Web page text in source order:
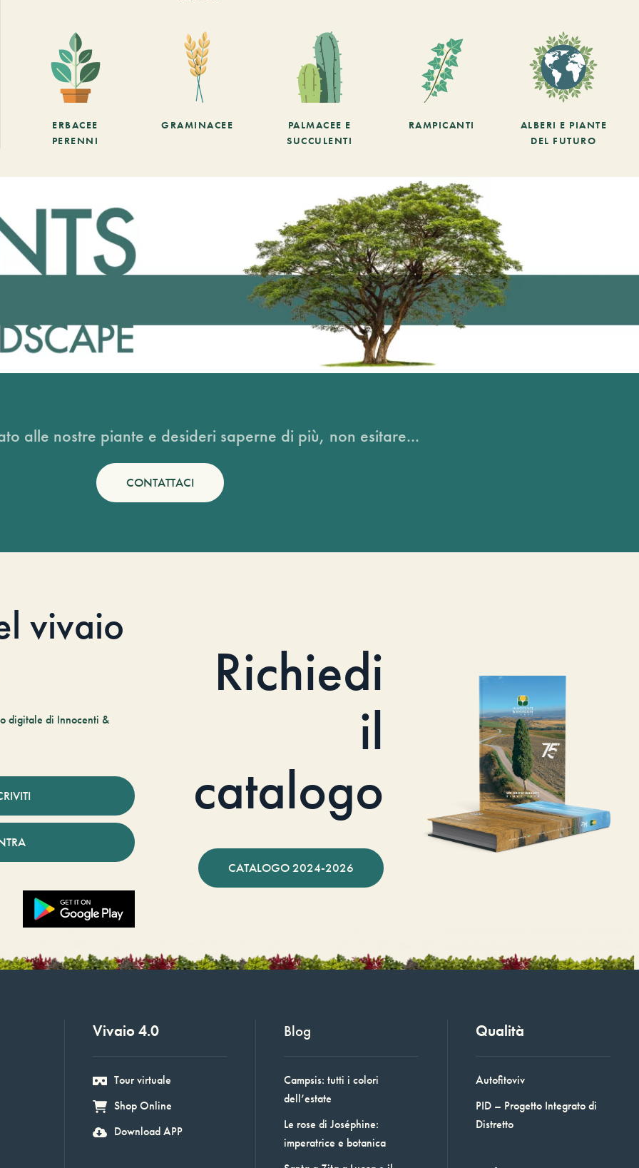
ERBACEE
PERENNI
GRAMINACEE
PALMACEE E
SUCCULENTI
RAMPICANTI
ALBERI E PIANTE
DEL FUTURO
alle nostre piante e desideri saperne di più, non esitare...
CONTATTACI
vivaio
digitale di Innocenti &
Richiedi
il
catalogo
CATALOGO 2024-2026
Vivaio 4.0
Tour virtuale
Shop Online
Download APP
Blog
Campsis: tutti i colori
dell’estate
Le rose di Joséphine:
imperatrice e botanica
Qualità
Autofitoviv
PID – Progetto Integrato di
Distretto